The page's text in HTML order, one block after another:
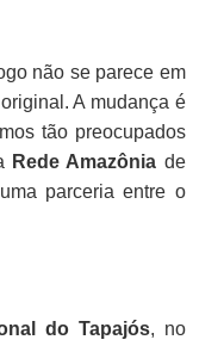
não se parece em
A mudança é
tão preocupados
Rede Amazônia de
parceria entre o
do Tapajós, no